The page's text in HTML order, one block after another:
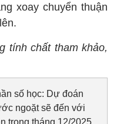
xoay chuyển thuận
tính chất tham khảo,
số học: Dự đoán
ngoặt sẽ đến với
trong tháng 12/2025